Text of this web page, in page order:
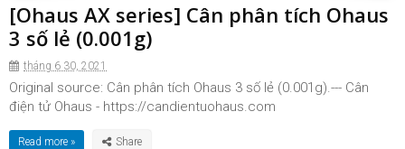
[Ohaus AX series] Cân phân tích Ohaus
3 số lẻ (0.001g)
tháng 6 30, 2021
Original source: Cân phân tích Ohaus 3 số lẻ (0.001g).--- Cân
điện tử Ohaus - https://candientuohaus.com
Read more »